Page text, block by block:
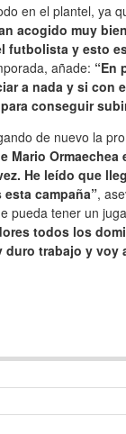
en el plantel, ya
acogido muy
futbolista y esto
añade: “En
a nada y si con
conseguir
de nuevo la
Mario Ormaechea
He leído que
campaña”,
pueda tener un
todos los
duro trabajo y voy